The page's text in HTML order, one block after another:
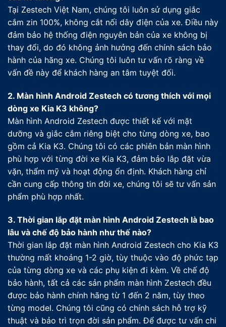
Tại Zestech Việt Nam, chúng tôi luôn sử dụng giắc
cắm zin 100%, không cắt nối dây điện của xe. Điều này
đảm bảo hệ thống điện nguyên bản của xe không bị
thay đổi, do đó không ảnh hưởng đến chính sách bảo
hành của hãng xe. Chúng tôi luôn tư vấn rõ ràng về
vấn đề này để khách hàng an tâm tuyệt đối.
2. Màn hình Android Zestech có tương thích với mọi
dòng xe Kia K3 không?
Màn hình Android Zestech được thiết kế với mặt
dưỡng và giắc cắm riêng biệt cho từng dòng xe, bao
gồm cả Kia K3. Chúng tôi có các phiên bản màn hình
phù hợp với từng đời xe Kia K3, đảm bảo lắp đặt vừa
vặn, thẩm mỹ và hoạt động ổn định. Khách hàng chỉ
cần cung cấp thông tin đời xe, chúng tôi sẽ tư vấn sản
phẩm phù hợp nhất.
3. Thời gian lắp đặt màn hình Android Zestech là bao
lâu và chế độ bảo hành như thế nào?
Thời gian lắp đặt màn hình Android Zestech cho Kia K3
thường mất khoảng 1-2 giờ, tùy thuộc vào độ phức tạp
của từng dòng xe và các phụ kiện đi kèm. Về chế độ
bảo hành, tất cả các sản phẩm màn hình Zestech đều
được bảo hành chính hãng từ 1 đến 2 năm, tùy theo
từng model. Chúng tôi cũng có chính sách hỗ trợ kỹ
thuật và bảo trì trọn đời sản phẩm. Để được tư vấn chi